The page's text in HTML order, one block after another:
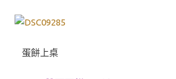
蛋餅上桌